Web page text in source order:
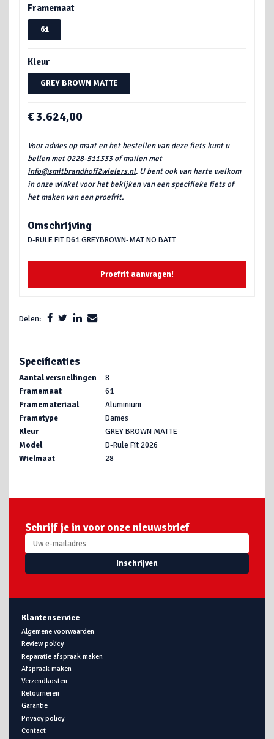
Framemaat
61
Kleur
GREY BROWN MATTE
€ 3.624,00
Voor advies op maat en het bestellen van deze fiets kunt u
bellen met0228-511333of mailen met
info@smitbrandhoff2wielers.nl. U bent ook van harte welkom
in onze winkel voor het bekijken van een specifieke fiets of
het maken van een proefrit.
Omschrijving
D-RULE FIT D61 GREYBROWN-MAT NO BATT
Proefrit aanvragen!
Delen:
Specificaties
Aantal versnellingen
8
Framemaat
61
Framemateriaal
Aluminium
Frametype
Dames
Kleur
GREY BROWN MATTE
Model
D-Rule Fit 2026
Wielmaat
28
Schrijf je in voor onze nieuwsbrief
Inschrijven
Klantenservice
Algemene voorwaarden
Review policy
Reparatie afspraak maken
Afspraak maken
Verzendkosten
Retourneren
Garantie
Privacy policy
Contact